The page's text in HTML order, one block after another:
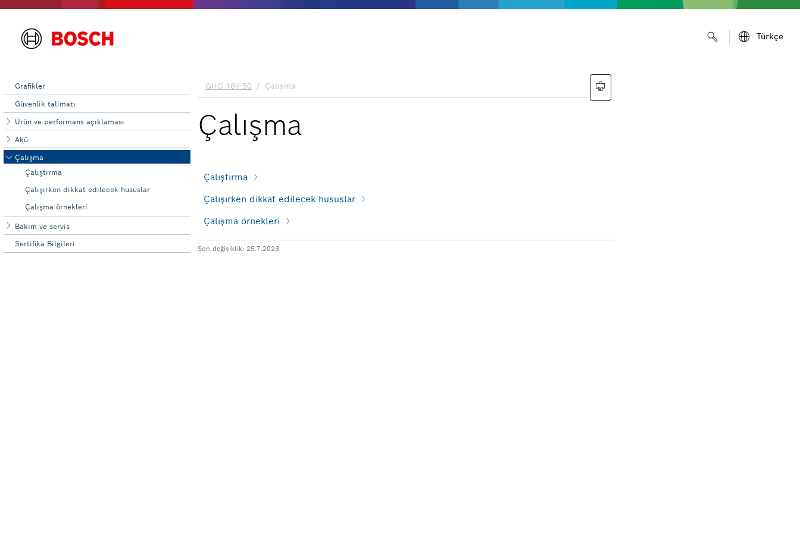
Türkçe
Grafikler
Güvenlik talimatı
Ürün ve performans açıklaması
Akü
Çalışma
Çalıştırma
Çalışırken dikkat edilecek hususlar
Çalışma örnekleri
Bakım ve servis
Sertifika Bilgileri